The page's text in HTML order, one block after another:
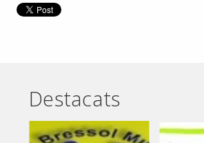
Destacats